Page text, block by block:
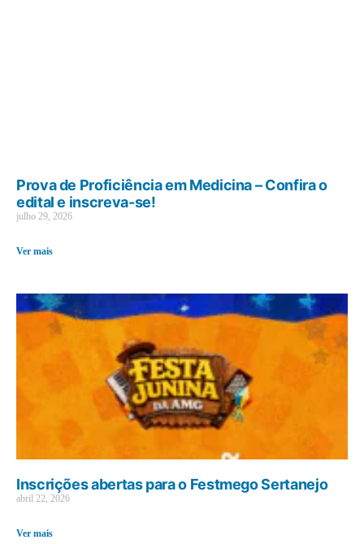
Prova de Proficiência em Medicina – Confira o
edital e inscreva-se!
julho 29, 2026
Ver mais
Inscrições abertas para o Festmego Sertanejo
abril 22, 2026
Ver mais